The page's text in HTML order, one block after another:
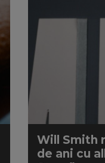
Will Smith
de ani cu